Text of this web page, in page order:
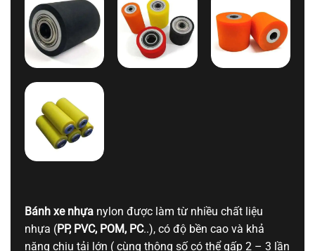
Bánh xe nhựa nylon được làm từ nhiều chất liệu
nhựa (PP, PVC, POM, PC..), có độ bền cao và khả
năng chịu tải lớn ( cùng thông số có thể gấp 2 – 3 lần